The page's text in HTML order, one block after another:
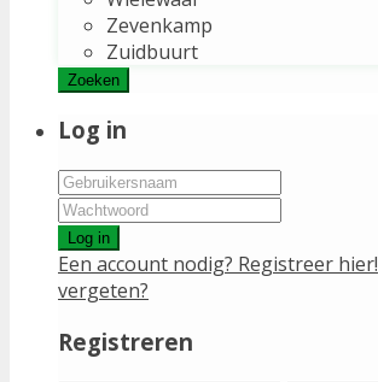
Zevenkamp
Zuidbuurt
Zoeken
Log in
Log in
Een account nodig? Registreer hier!
vergeten?
Registreren